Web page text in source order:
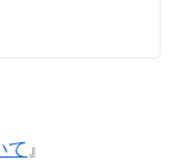
て 』